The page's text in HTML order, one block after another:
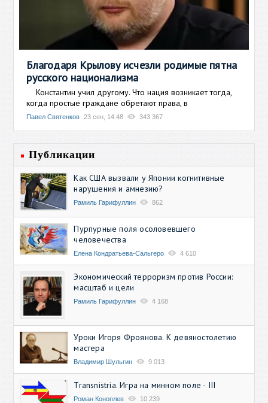
Благодаря Крылову исчезли родимые пятна
русского национализма
Константин учил другому. Что нация возникает тогда,
когда простые граждане обретают права, в
Павел Святенков 23 сен, 14:48 343 367
Публикации
Как США вызвали у Японии когнитивные
нарушения и амнезию?
Рамиль Гарифуллин 862
Пурпурные поля осоловевшего
человечества
Елена Кондратьева-Сальгеро 4 610
Экономический терроризм против России:
масштаб и цели
Рамиль Гарифуллин 4 168
Уроки Игоря Фроянова. К девяностолетию
мастера
Владимир Шульгин 9 013
Transnistria. Игра на минном поле - III
Роман Коноплев 10 239